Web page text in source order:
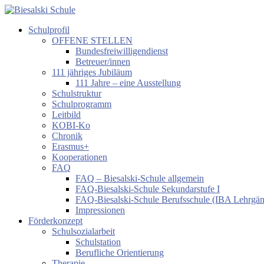
Zum
springen
Biesalski
Förderzentrum
körperliche
motorische
Entwicklung
Schulprofil
OFFENE STELLEN
Bundesfreiwilligendienst
Betreuer/innen
111 jähriges Jubiläum
111 Jahre – eine Ausstellung
Schulstruktur
Schulprogramm
Leitbild
KOBI-Ko
Chronik
Erasmus+
Kooperationen
FAQ
FAQ – Biesalski-Schule allgemein
FAQ-Biesalski-Schule Sekundarstufe I
FAQ-Biesalski-Schule Berufsschule (IBA
Impressionen
Förderkonzept
Schulsozialarbeit
Schulstation
Berufliche Orientierung